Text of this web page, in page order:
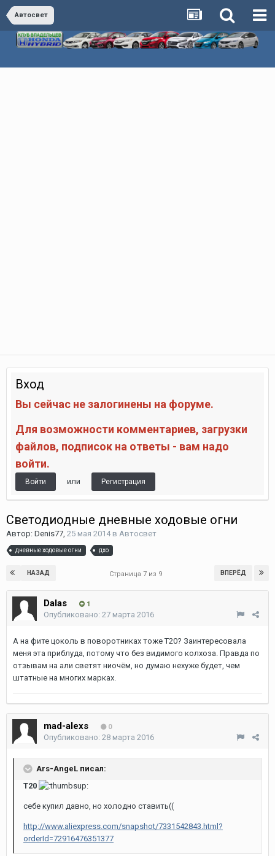
Автосвет
Вход
Вы сейчас не залогинены на форуме.
Для возможности комментариев, загрузки
файлов, подписок на ответы - вам надо
войти.
Войти или Регистрация
Светодиодные дневные ходовые огни
Автор: Denis77, 25 мая 2014в Автосвет
дневные ходовые огни дхо
НАЗАД ВПЕРЁД
Страница 7 из 9
Dalas 1
Опубликовано: 27 марта 2016
А на фите цоколь в поворотниках тоже Т20? Заинтересовала
меня эта приблуда, потому что без видимого колхоза. Правда по
отзывам на али светят ниочём, но думаю нехуже будет, чем
штатные на многих марках.
mad-alexs 0
Опубликовано: 28 марта 2016
Ars-AngeL писал:
T20
себе купил давно, но холодно ставить((
http://www.aliexpress.com/snapshot/7331542843.html?
orderId=72916476351377